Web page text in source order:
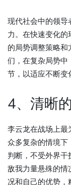
现代社会中的领导
力。在快速变化
的局势调整策略
们，在复杂局势中
节，以适应不断变
4、清晰
李云龙在战场上最
众多复杂的情境下
判断，不受外界
敌我力量悬殊的情
况和自己的优势，